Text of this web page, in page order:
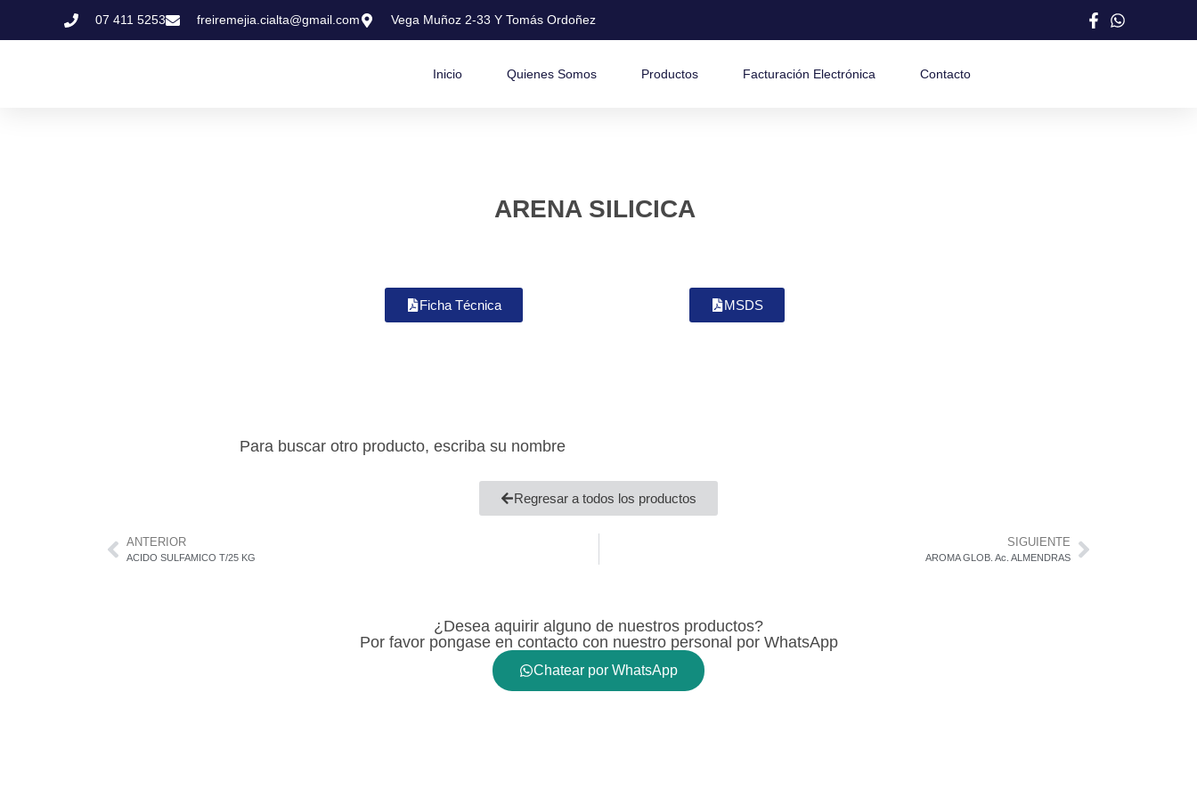
07 411 5253 freiremejia.cialta@gmail.com Vega Muñoz 2-33 Y Tomás Ordoñez
Inicio Quienes Somos Productos Facturación Electrónica Contacto
ARENA SILICICA
Ficha Técnica MSDS
Para buscar otro producto, escriba su nombre
Regresar a todos los productos
ANTERIOR
ACIDO SULFAMICO T/25 KG
SIGUIENTE
AROMA GLOB. Ac. ALMENDRAS
¿Desea aquirir alguno de nuestros productos?
Por favor pongase en contacto con nuestro personal por WhatsApp
Chatear por WhatsApp